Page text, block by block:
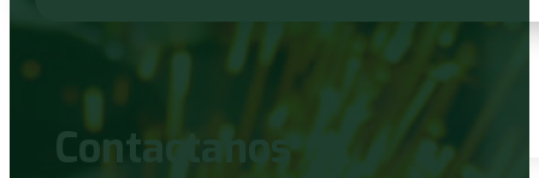
Contactanos